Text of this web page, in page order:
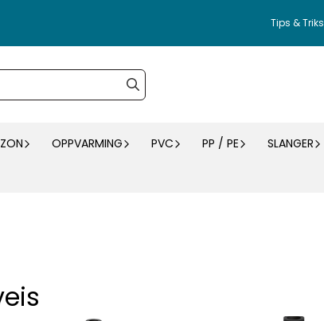
Tips & Triks
OPPVARMING PVC PP / PE SLANGER